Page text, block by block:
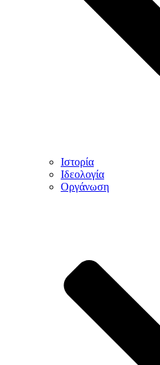
Ιστορία
Ιδεολογία
Οργάνωση